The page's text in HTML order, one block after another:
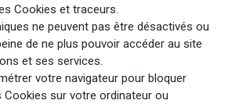
Cookies et traceurs.
ne peuvent pas être désactivés ou
de ne plus pouvoir accéder au site
et ses services.
votre navigateur pour bloquer
Cookies sur votre ordinateur ou